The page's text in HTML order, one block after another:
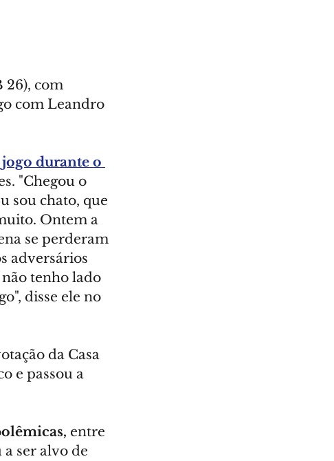
26), com
com Leandro
durante o
"Chegou o
sou chato, que
Ontem a
se perderam
adversários
tenho lado
disse ele no
da Casa
e passou a
entre
ser alvo de